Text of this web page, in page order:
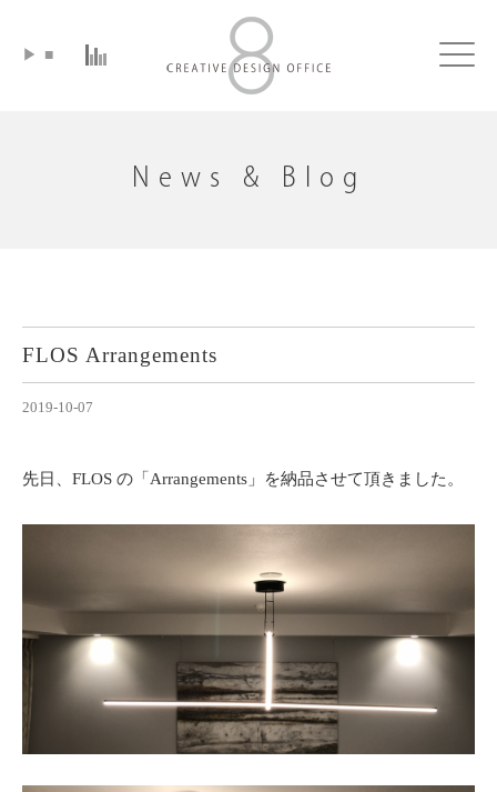
Click
▶ ■
News & Blog
FLOS Arrangements
2019-10-07
先日、FLOS の「Arrangements」を納品させて頂きました。